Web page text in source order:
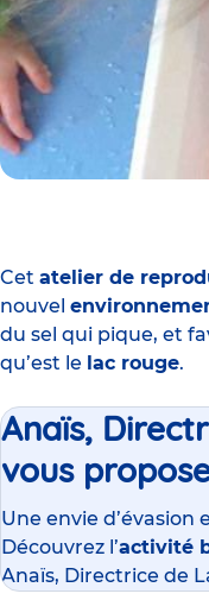
Cet atelier de
nouvel
du sel qui pique, et
qu’est le lac rouge.
Anaïs,
vous
Une envie
Découvrez l’activité
Anaïs, Directrice de